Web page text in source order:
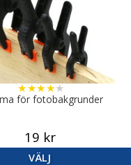
för fotobakgrunder
★★★★★
19 kr
VÄLJ